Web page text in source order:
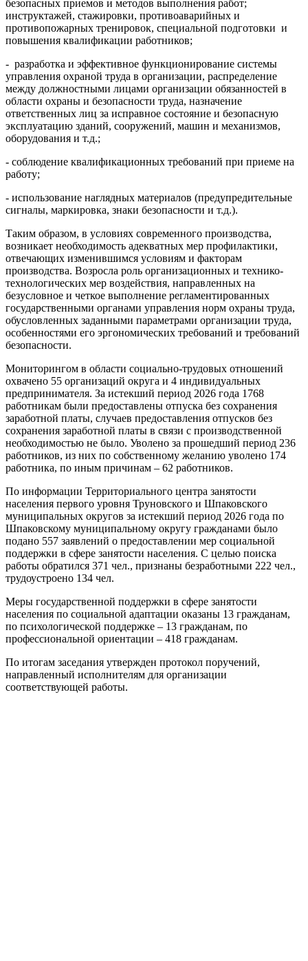
безопасных приемов и методов выполнения работ;
инструктажей, стажировки, противоаварийных и
противопожарных тренировок, специальной подготовки и
повышения квалификации работников;
- разработка и эффективное функционирование системы
управления охраной труда в организации, распределение
между должностными лицами организации обязанностей в
области охраны и безопасности труда, назначение
ответственных лиц за исправное состояние и безопасную
эксплуатацию зданий, сооружений, машин и механизмов,
оборудования и т.д.;
- соблюдение квалификационных требований при приеме на
работу;
- использование наглядных материалов (предупредительные
сигналы, маркировка, знаки безопасности и т.д.).
Таким образом, в условиях современного производства,
возникает необходимость адекватных мер профилактики,
отвечающих изменившимся условиям и факторам
производства. Возросла роль организационных и технико-
технологических мер воздействия, направленных на
безусловное и четкое выполнение регламентированных
государственными органами управления норм охраны труда,
обусловленных заданными параметрами организации труда,
особенностями его эргономических требований и требований
безопасности.
Мониторингом в области социально-трудовых отношений
охвачено 55 организаций округа и 4 индивидуальных
предпринимателя. За истекший период 2026 года 1768
работникам были предоставлены отпуска без сохранения
заработной платы, случаев предоставления отпусков без
сохранения заработной платы в связи с производственной
необходимостью не было. Уволено за прошедший период 236
работников, из них по собственному желанию уволено 174
работника, по иным причинам – 62 работников.
По информации Территориального центра занятости
населения первого уровня Труновского и Шпаковского
муниципальных округов за истекший период 2026 года по
Шпаковскому муниципальному округу гражданами было
подано 557 заявлений о предоставлении мер социальной
поддержки в сфере занятости населения. С целью поиска
работы обратился 371 чел., признаны безработными 222 чел.,
трудоустроено 134 чел.
Меры государственной поддержки в сфере занятости
населения по социальной адаптации оказаны 13 гражданам,
по психологической поддержке – 13 гражданам, по
профессиональной ориентации – 418 гражданам.
По итогам заседания утвержден протокол поручений,
направленный исполнителям для организации
соответствующей работы.